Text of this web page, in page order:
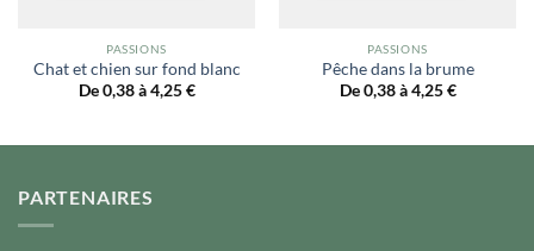
PASSIONS
Chat et chien sur fond blanc
De 0,38 à 4,25€
PASSIONS
Pêche dans la brume
De 0,38 à 4,25€
PARTENAIRES